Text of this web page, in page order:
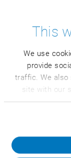
This
We use
provide
traffic. We also
site with our
partners who
that you’ve
Costuri